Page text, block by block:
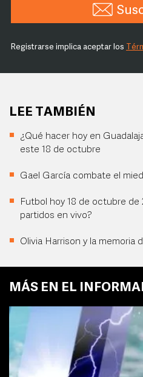
Registrarse implica aceptar los
LEE TAMBIÉN
¿Qué hacer hoy en
este 18 de octubre
Gael García combate el
Futbol hoy 18 de octubre de
partidos en vivo?
Olivia Harrison y la memoria
MÁS EN EL